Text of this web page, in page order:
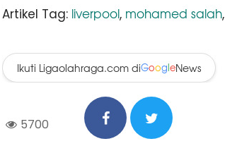
Artikel Tag: liverpool, mohamed salah,
Ikuti Ligaolahraga.com diGoogleNews
5700